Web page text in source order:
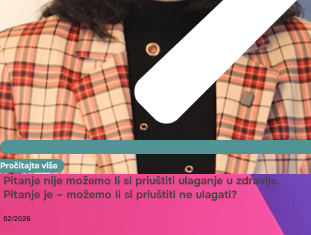
Pročitajte više
Pitanje nije možemo li si priuštiti ulaganje u zdravlje.
Pitanje je – možemo li si priuštiti ne ulagati?
02/2026